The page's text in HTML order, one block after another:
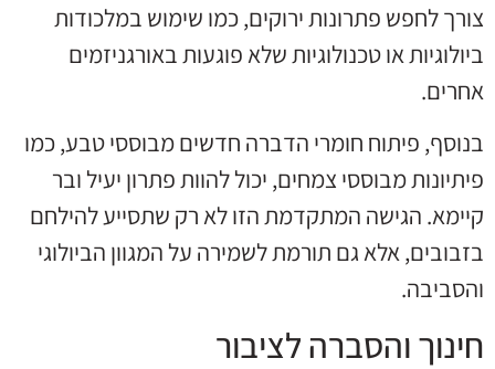
צורך לחפש פתרונות ירוקים, כמו שימוש במלכודות
ביולוגיות או טכנולוגיות שלא פוגעות באורגניזמים
אחרים.
בנוסף, פיתוח חומרי הדברה חדשים מבוססי טבע, כמו
פיתיונות מבוססי צמחים, יכול להוות פתרון יעיל ובר
קיימא. הגישה המתקדמת הזו לא רק שתסייע להילחם
בזבובים, אלא גם תורמת לשמירה על המגוון הביולוגי
והסביבה.
חינוך והסברה לציבור